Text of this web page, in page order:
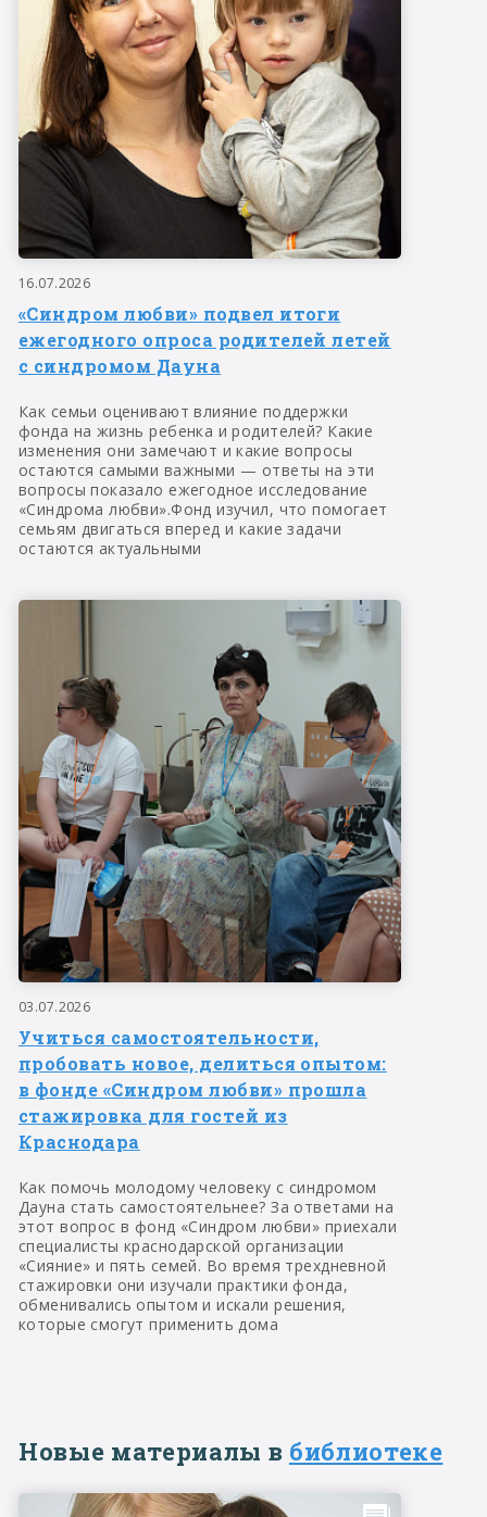
16.07.2026
«Синдром любви» подвел итоги
ежегодного опроса родителей летей
с синдромом Дауна
Как семьи оценивают влияние поддержки
фонда на жизнь ребенка и родителей? Какие
изменения они замечают и какие вопросы
остаются самыми важными — ответы на эти
вопросы показало ежегодное исследование
«Синдрома любви».Фонд изучил, что помогает
семьям двигаться вперед и какие задачи
остаются актуальными
03.07.2026
Учиться самостоятельности,
пробовать новое, делиться опытом:
в фонде «Синдром любви» прошла
стажировка для гостей из
Краснодара
Как помочь молодому человеку с синдромом
Дауна стать самостоятельнее? За ответами на
этот вопрос в фонд «Синдром любви» приехали
специалисты краснодарской организации
«Сияние» и пять семей. Во время трехдневной
стажировки они изучали практики фонда,
обменивались опытом и искали решения,
которые смогут применить дома
Новые материалы в библиотеке